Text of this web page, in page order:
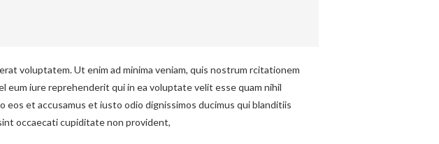
voluptatem. Ut enim ad minima veniam, quis nostrum rcitationem
eum iure reprehenderit qui in ea voluptate velit esse quam nihil
et accusamus et iusto odio dignissimos ducimus qui blanditiis
occaecati cupiditate non provident,